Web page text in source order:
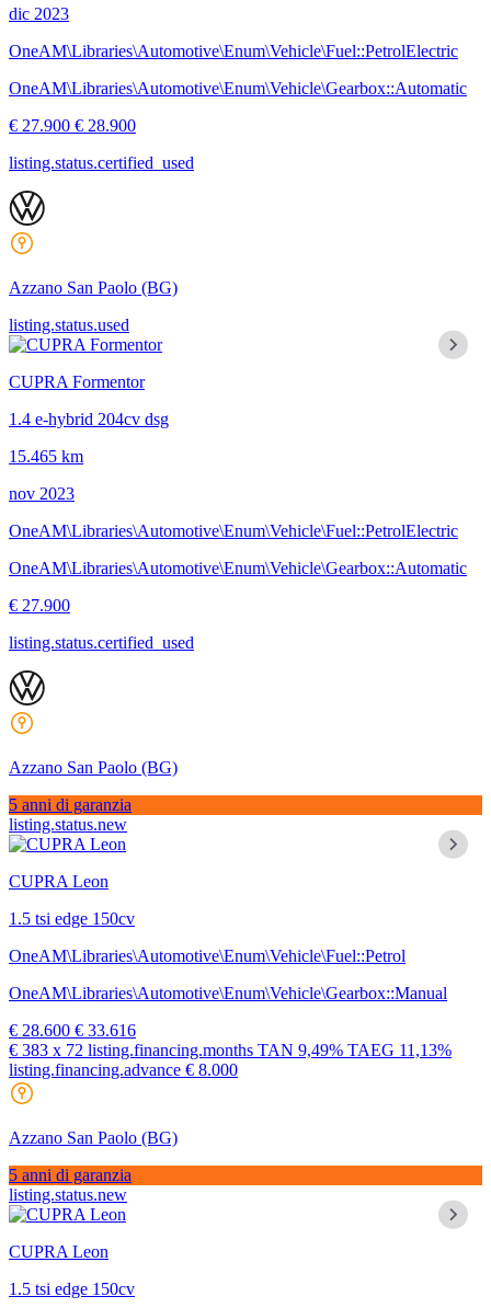
dic 2023
OneAM\Libraries\Automotive\Enum\Vehicle\Fuel::PetrolElectric
OneAM\Libraries\Automotive\Enum\Vehicle\Gearbox::Automatic
€ 27.900 € 28.900
listing.status.certified_used
Azzano San Paolo (BG)
listing.status.used
CUPRA Formentor
1.4 e-hybrid 204cv dsg
15.465 km
nov 2023
OneAM\Libraries\Automotive\Enum\Vehicle\Fuel::PetrolElectric
OneAM\Libraries\Automotive\Enum\Vehicle\Gearbox::Automatic
€ 27.900
listing.status.certified_used
Azzano San Paolo (BG)
5 anni di garanzia
listing.status.new
CUPRA Leon
1.5 tsi edge 150cv
OneAM\Libraries\Automotive\Enum\Vehicle\Fuel::Petrol
OneAM\Libraries\Automotive\Enum\Vehicle\Gearbox::Manual
€ 28.600 € 33.616
€ 383 x 72 listing.financing.months TAN 9,49% TAEG 11,13%
listing.financing.advance € 8.000
Azzano San Paolo (BG)
5 anni di garanzia
listing.status.new
CUPRA Leon
1.5 tsi edge 150cv